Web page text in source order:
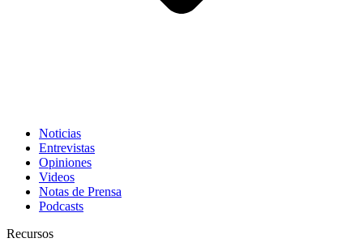
Noticias
Entrevistas
Opiniones
Videos
Notas de Prensa
Podcasts
Recursos